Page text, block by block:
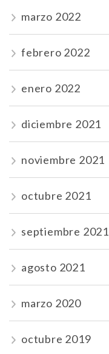
marzo 2022
febrero 2022
enero 2022
diciembre 2021
noviembre 2021
octubre 2021
septiembre 2021
agosto 2021
marzo 2020
octubre 2019